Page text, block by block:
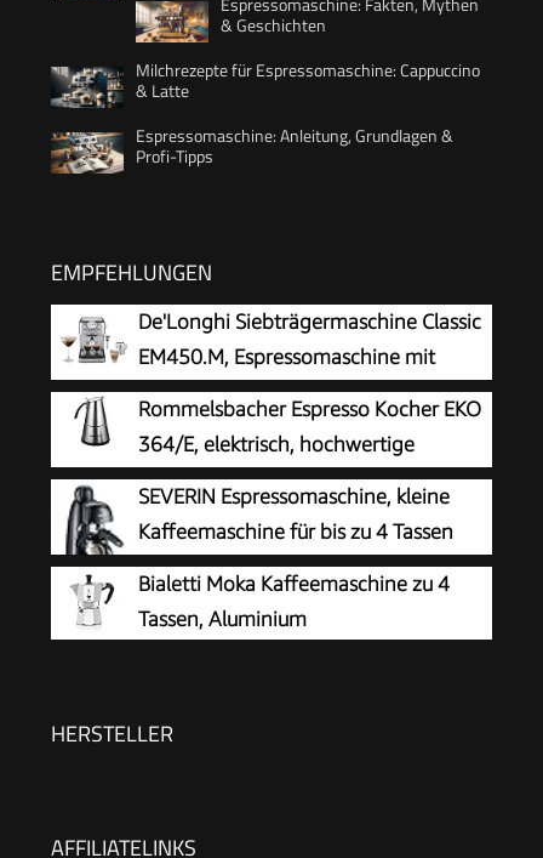
& Geschichten
Milchrezepte für Espressomaschine: Cappuccino
& Latte
Espressomaschine: Anleitung, Grundlagen &
Profi-Tipps
EMPFEHLUNGEN
De'Longhi Siebträgermaschine Classic
EM450.M, Espressomaschine mit
professionellem Milchaufschäumer,
Vollmetallgehäuse, 15 Bar, 1,7 l Wassertank,
Edelstahl/Metall
Rommelsbacher Espresso Kocher EKO
364/E, elektrisch, hochwertige
Edelstahlkanne, Filtereinsatz für 2 oder 4 Tassen,
verdecktes Heizelement, 360° Zentralsockel,
automatische Abschaltung, 365 W
SEVERIN Espressomaschine, kleine
Kaffeemaschine für bis zu 4 Tassen
Espresso, Kaffeemaschine mit
Spezialitäten, ideal für Singles, schwarz, KA
Bialetti Moka Kaffeemaschine zu 4
Tassen, Aluminium
HERSTELLER
AFFILIATELINKS